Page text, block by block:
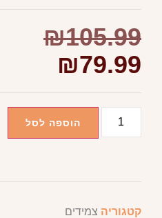
₪105.99
₪79.99
הוספה לסל
קטגוריה צמידים